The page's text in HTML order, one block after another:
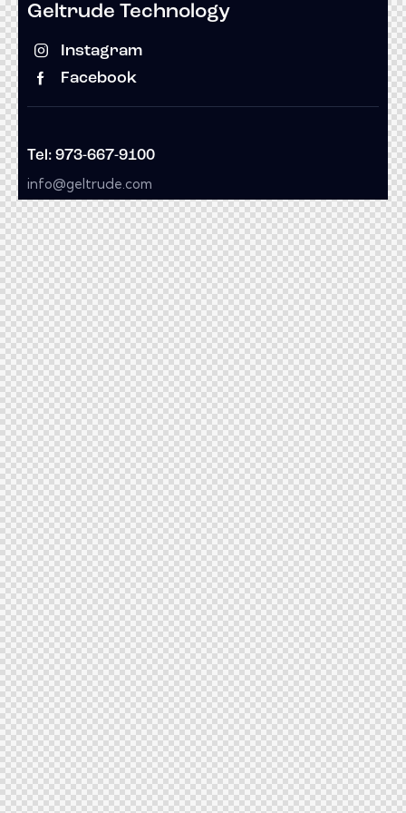
Geltrude Technology
Instagram
Facebook
Tel: 973-667-9100
info@geltrude.com